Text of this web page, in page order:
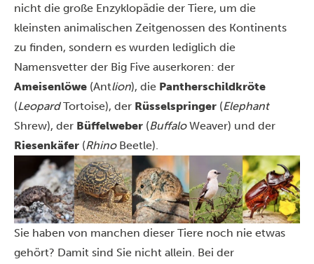
nicht die große Enzyklopädie der Tiere, um die
kleinsten animalischen Zeitgenossen des Kontinents
zu finden, sondern es wurden lediglich die
Namensvetter der Big Five auserkoren: der
Ameisenlöwe (Antlion), die Pantherschildkröte
(LeopardTortoise), der Rüsselspringer (Elephant
Shrew), der Büffelweber (BuffaloWeaver) und der
Riesenkäfer (RhinoBeetle).
Sie haben von manchen dieser Tiere noch nie etwas
gehört? Damit sind Sie nicht allein. Bei der